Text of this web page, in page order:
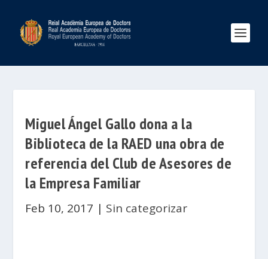
Miguel Ángel Gallo dona a la
Biblioteca de la RAED una obra de
referencia del Club de Asesores de
la Empresa Familiar
Feb 10, 2017 | Sin categorizar